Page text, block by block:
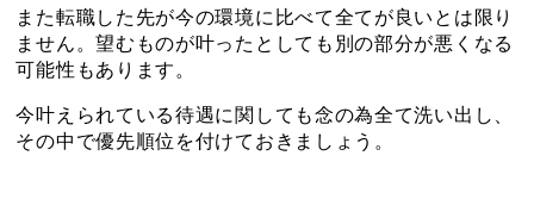
また転職した先が今の環境に比べて全てが良いとは限り
ません。望むものが叶ったとしても別の部分が悪くなる
可能性もあります。
今叶えられている待遇に関しても念の為全て洗い出し、
その中で優先順位を付けておきましょう。